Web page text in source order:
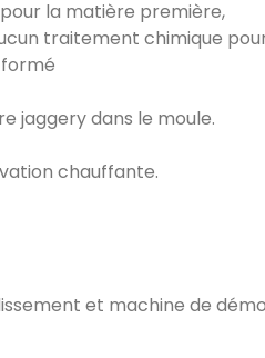
la matière première,
traitement chimique
jaggery dans le moule.
chauffante.
et machine de